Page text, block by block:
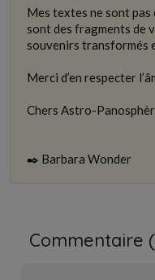
Mes textes ne sont pas
sont des fragments de
souvenirs transformés
Merci d’en respecter
Chers Astro-
✒️ Barbara Wonder
Commentaire (